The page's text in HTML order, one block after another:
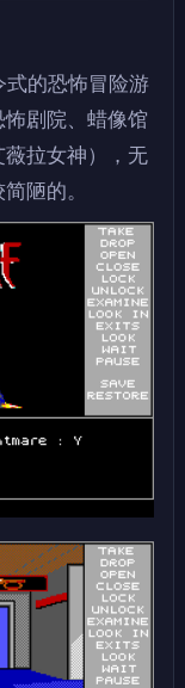
的恐怖冒险游
剧院、蜡像馆
薇拉女神），无
陋的。